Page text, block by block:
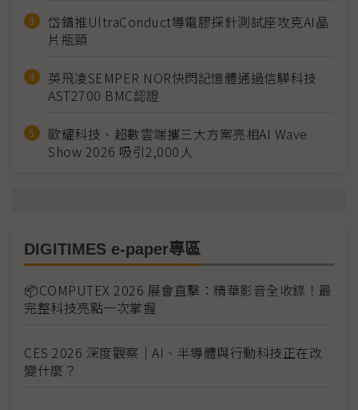
岱鐠推UltraConduct導電膠探針測試座攻克AI晶
片瓶頸
英飛凌SEMPER NOR快閃記憶體通過信驊科技
AST2700 BMC認證
歐耀科技、超數雲端攜三大方案亮相AI Wave
Show 2026 吸引2,000人
DIGITIMES e-paper專區
📦COMPUTEX 2026 展會直擊：精華影音全收錄！最
完整科技亮點一次掌握
CES 2026 深度觀察｜AI、半導體與行動科技正在改
變什麼？